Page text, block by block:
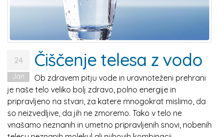
24
Jan
Čiščenje telesa z vodo
Ob zdravem pitju vode in uravnoteženi prehrani
je naše telo veliko bolj zdravo, polno energije in
pripravljeno na stvari, za katere mnogokrat mislimo, da
so neizvedljive, da jih ne zmoremo. Tako v telo ne
vnašamo neznanih in umetno pripravljenih snovi, nobenih